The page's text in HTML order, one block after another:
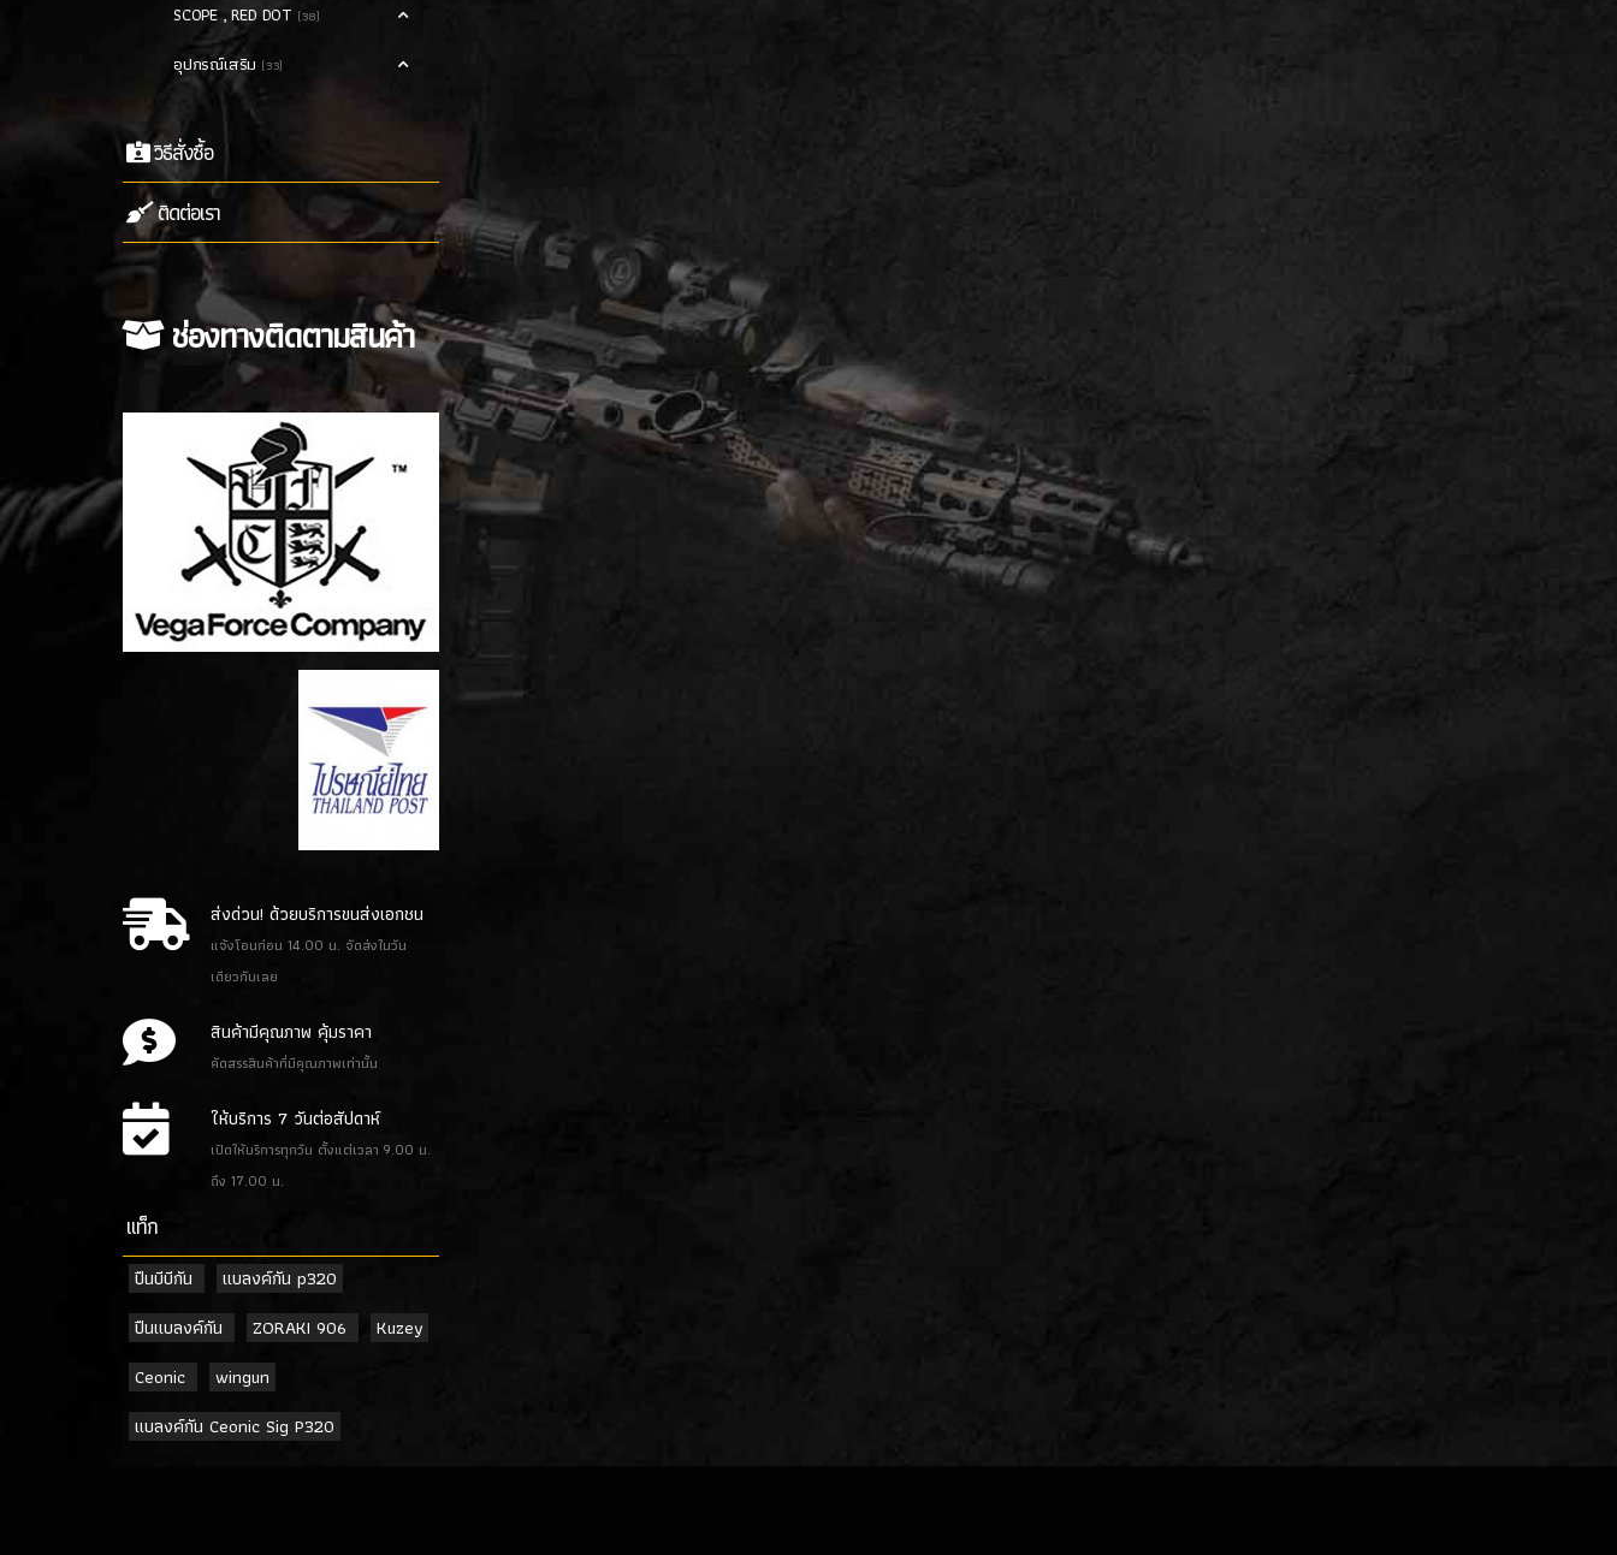
SCOPE , RED DOT (38)
อุปกรณ์เสริม (33)
วิธีสั่งซื้อ
ติดต่อเรา
ช่องทางติดตามสินค้า
ส่งด่วน! ด้วยบริการขนส่งเอกชน
แจ้งโอนก่อน 14.00 น. จัดส่งในวัน
เดียวกันเลย
สินค้ามีคุณภาพ คุ้มราคา
คัดสรรสินค้าที่มีคุณภาพเท่านั้น
ให้บริการ 7 วันต่อสัปดาห์
เปิดให้บริการทุกวัน ตั้งแต่เวลา 9.00 น.
ถึง 17.00 น.
เเท็ก
ปืนบีบีกัน
แบลงค์กัน p320
ปืนแบลงค์กัน
ZORAKI 906
Kuzey
Ceonic
wingun
แบลงค์กัน Ceonic Sig P320